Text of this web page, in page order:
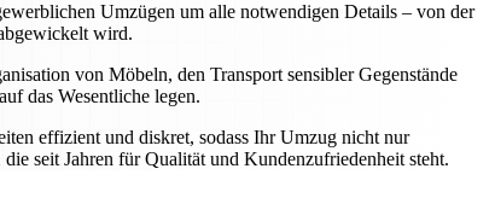
Umzügen um alle notwendigen Details – von der
wird.
von Möbeln, den Transport sensibler Gegenstände
das Wesentliche legen.
effizient und diskret, sodass Ihr Umzug nicht nur
seit Jahren für Qualität und Kundenzufriedenheit steht.